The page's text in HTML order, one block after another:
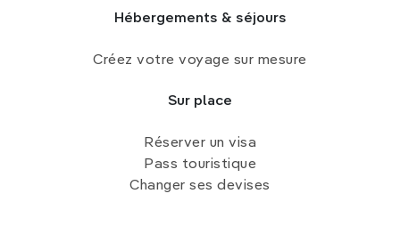
Hébergements & séjours
Créez votre voyage sur mesure
Sur place
Réserver un visa
Pass touristique
Changer ses devises